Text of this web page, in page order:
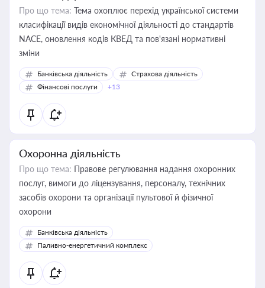
Про що тема: Тема охоплює перехід української системи
класифікації видів економічної діяльності до стандартів
NACE, оновлення кодів КВЕД та пов'язані нормативні
зміни
Банківська діяльність
Страхова діяльність
Фінансові послуги
+13
Охоронна діяльність
Про що тема: Правове регулювання надання охоронних
послуг, вимоги до ліцензування, персоналу, технічних
засобів охорони та організації пультової й фізичної
охорони
Банківська діяльність
Паливно-енергетичний комплекс